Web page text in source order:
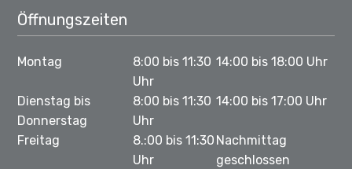
Öffnungszeiten
Montag
8:00 bis 11:30
Uhr
14:00 bis 18:00 Uhr
Dienstag bis
Donnerstag
8:00 bis 11:30
Uhr
14:00 bis 17:00 Uhr
Freitag
8.:00 bis 11:30
Uhr
Nachmittag
geschlossen